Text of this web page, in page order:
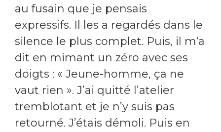
au fusain que je pensais
expressifs. Il les a regardés dans le
silence le plus complet. Puis, il m‘a
dit en mimant un zéro avec ses
doigts : « Jeune-homme, ça ne
vaut rien ». J’ai quitté l’atelier
tremblotant et je n’y suis pas
retourné. J’étais démoli. Puis en